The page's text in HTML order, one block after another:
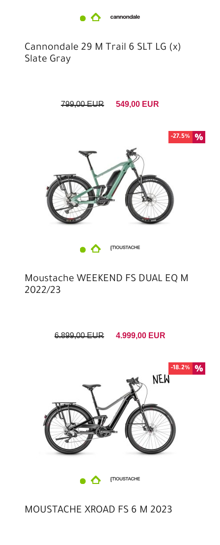
Cannondale 29 M Trail 6 SLT LG (x)
Slate Gray
799,00 EUR 549,00 EUR
-27.5%
Moustache WEEKEND FS DUAL EQ M
2022/23
6.899,00 EUR 4.999,00 EUR
-18.2%
MOUSTACHE XROAD FS 6 M 2023